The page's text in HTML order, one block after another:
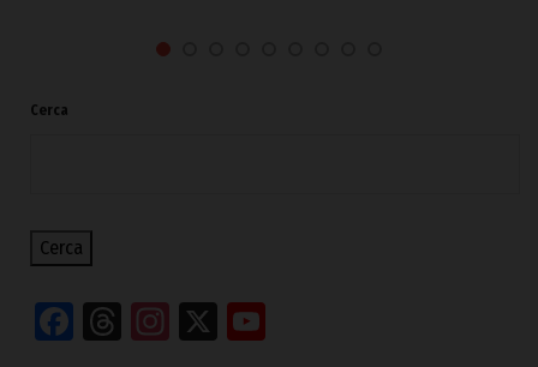
Cerca
Cerca
Facebook
Threads
Instagram
X